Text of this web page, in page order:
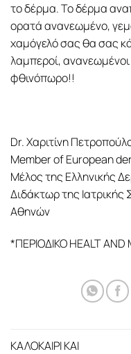
το δέρμα. Το δέρμα
ορατά ανανεωμένο,
χαμόγελό σας θα σας
λαμπεροί, ανανεωμένοι
φθινόπωρο!!
Dr. Χαριτίνη
Member of European
Μέλος της Ελληνικής
Διδάκτωρ της
Αθηνών
*ΠΕΡΙΟΔΙΚΟ HEALT AND
ΚΑΛΟΚΑΙΡΙ ΚΑΙ